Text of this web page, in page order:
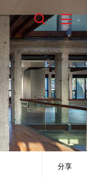
分享